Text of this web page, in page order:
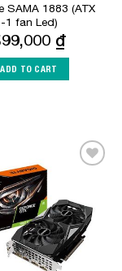
SAMA 1883 (ATX
-1 fan Led)
₫
ADD TO CART